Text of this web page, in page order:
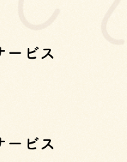
ービス
ービス